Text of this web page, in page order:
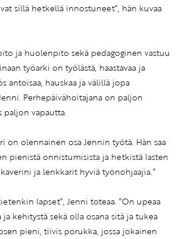
sillä hetkellä innostuneet”, hän kuvaa
ja huolenpito sekä pedagoginen vastuu
työarki on työlästä, haastavaa ja
antoisaa, hauskaa ja välillä jopa
Perhepäivähoitajana on paljon
paljon vapautta.
on olennainen osa Jennin työtä. Hän saa
pienistä onnistumisista ja hetkistä lasten
ja lenkkarit hyviä työnohjaajia.”
lapset”, Jenni toteaa. ”On upeaa
kehitystä sekä olla osana sitä ja tukea
pieni, tiivis porukka, jossa jokainen